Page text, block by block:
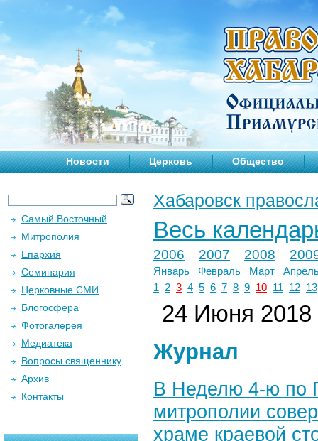
Новости Церковь Общество
Хабаровск
Весь
2006 2007 2008
Январь Февраль Март
1
2 3 4 5 6 7 8 9 10 11 12 13
24 Июня 2018
Журнал
В Неделю 4-ю по
митрополии
храме краевой
Самый Восточный
Митрополия
Епархия
Семинария
Церковные СМИ
Блогосфера
Фотогалерея
Медиатека
Вопросы священнику
Архив
Контакты